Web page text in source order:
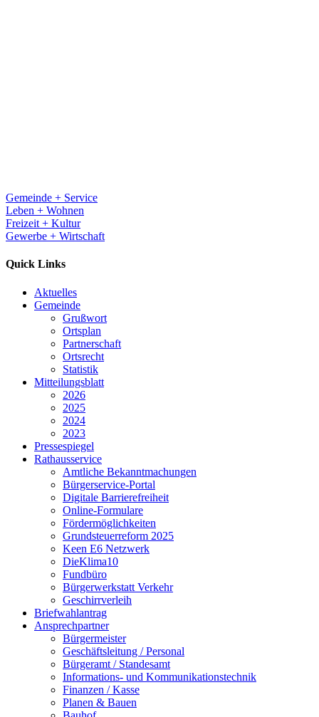
Gemeinde + Service
Leben + Wohnen
Freizeit + Kultur
Gewerbe + Wirtschaft
Quick Links
Aktuelles
Gemeinde
Grußwort
Ortsplan
Partnerschaft
Ortsrecht
Statistik
Mitteilungsblatt
2026
2025
2024
2023
Pressespiegel
Rathausservice
Amtliche Bekanntmachungen
Bürgerservice-Portal
Digitale Barrierefreiheit
Online-Formulare
Fördermöglichkeiten
Grundsteuerreform 2025
Keen E6 Netzwerk
DieKlima10
Fundbüro
Bürgerwerkstatt Verkehr
Geschirrverleih
Briefwahlantrag
Ansprechpartner
Bürgermeister
Geschäftsleitung / Personal
Bürgeramt / Standesamt
Informations- und Kommunikationstechnik
Finanzen / Kasse
Planen & Bauen